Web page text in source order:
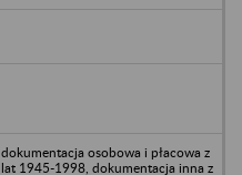
dokumentacja osobowa i płacowa z
lat 1945-1998, dokumentacja inna z